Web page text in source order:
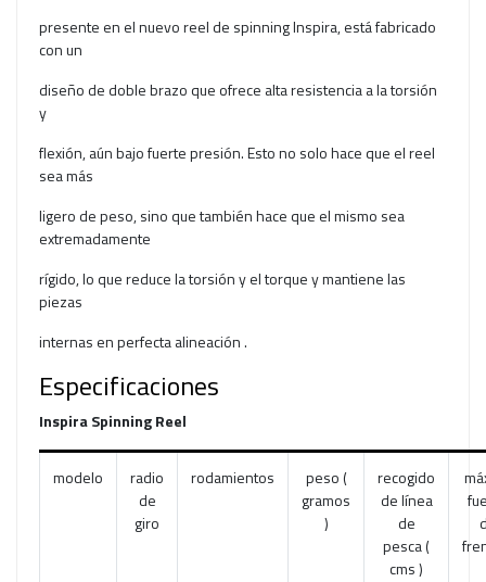
presente en el nuevo reel de spinning Inspira, está fabricado
con un
diseño de doble brazo que ofrece alta resistencia a la torsión
y
flexión, aún bajo fuerte presión. Esto no solo hace que el reel
sea más
ligero de peso, sino que también hace que el mismo sea
extremadamente
rígido, lo que reduce la torsión y el torque y mantiene las
piezas
internas en perfecta alineación .
Especificaciones
Inspira Spinning Reel
modelo
radio
de
giro
rodamientos
peso (
gramos
)
recogido
de línea
de
pesca (
cms )